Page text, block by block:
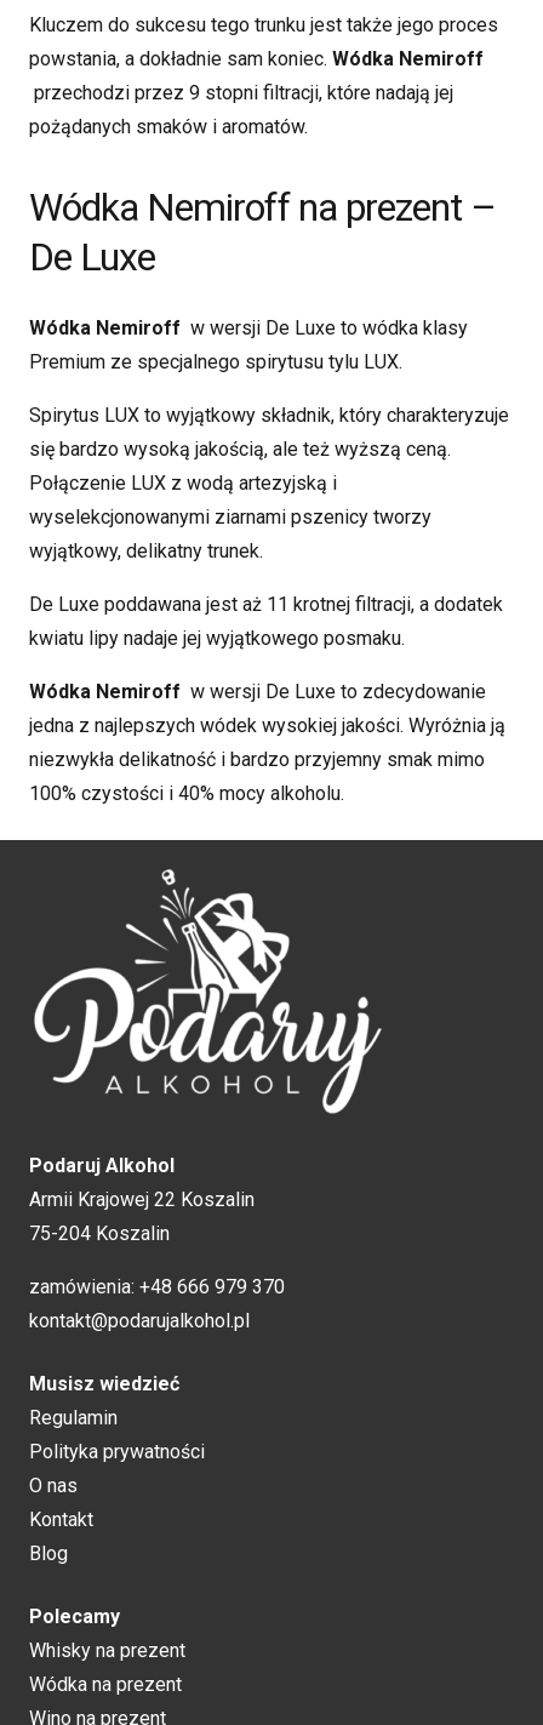
Kluczem do sukcesu tego trunku jest także jego proces
powstania, a dokładnie sam koniec. Wódka Nemiroff
przechodzi przez 9 stopni filtracji, które nadają jej
pożądanych smaków i aromatów.
Wódka Nemiroff na prezent –
De Luxe
Wódka Nemiroff w wersji De Luxe to wódka klasy
Premium ze specjalnego spirytusu tylu LUX.
Spirytus LUX to wyjątkowy składnik, który charakteryzuje
się bardzo wysoką jakością, ale też wyższą ceną.
Połączenie LUX z wodą artezyjską i
wyselekcjonowanymi ziarnami pszenicy tworzy
wyjątkowy, delikatny trunek.
De Luxe poddawana jest aż 11 krotnej filtracji, a dodatek
kwiatu lipy nadaje jej wyjątkowego posmaku.
Wódka Nemiroff w wersji De Luxe to zdecydowanie
jedna z najlepszych wódek wysokiej jakości. Wyróżnia ją
niezwykła delikatność i bardzo przyjemny smak mimo
100% czystości i 40% mocy alkoholu.
Podaruj Alkohol
Armii Krajowej 22 Koszalin
75-204 Koszalin
zamówienia: +48 666 979 370
kontakt@podarujalkohol.pl
Musisz wiedzieć
Regulamin
Polityka prywatności
O nas
Kontakt
Blog
Polecamy
Whisky na prezent
Wódka na prezent
Wino na prezent